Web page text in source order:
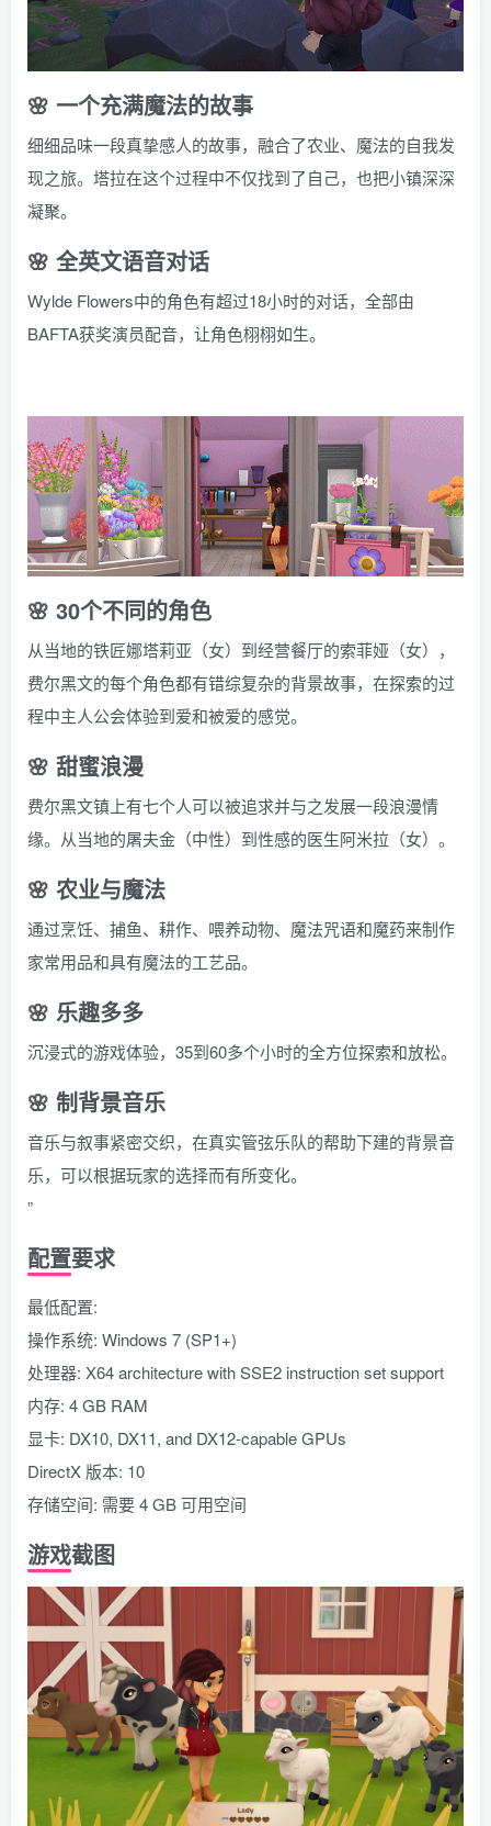
🌸 一个充满魔法的故事
细细品味一段真挚感人的故事，融合了农业、魔法的自我发
现之旅。塔拉在这个过程中不仅找到了自己，也把小镇深深
凝聚。
🌸 全英文语音对话
Wylde Flowers中的角色有超过18小时的对话，全部由
BAFTA获奖演员配音，让角色栩栩如生。
🌸 30个不同的角色
从当地的铁匠娜塔莉亚（女）到经营餐厅的索菲娅（女），
费尔黑文的每个角色都有错综复杂的背景故事，在探索的过
程中主人公会体验到爱和被爱的感觉。
🌸 甜蜜浪漫
费尔黑文镇上有七个人可以被追求并与之发展一段浪漫情
缘。从当地的屠夫金（中性）到性感的医生阿米拉（女）。
🌸 农业与魔法
通过烹饪、捕鱼、耕作、喂养动物、魔法咒语和魔药来制作
家常用品和具有魔法的工艺品。
🌸 乐趣多多
沉浸式的游戏体验，35到60多个小时的全方位探索和放松。
🌸 制背景音乐
音乐与叙事紧密交织，在真实管弦乐队的帮助下建的背景音
乐，可以根据玩家的选择而有所变化。
”
配置要求
最低配置:
操作系统: Windows 7 (SP1+)
处理器: X64 architecture with SSE2 instruction set support
内存: 4 GB RAM
显卡: DX10, DX11, and DX12-capable GPUs
DirectX 版本: 10
存储空间: 需要 4 GB 可用空间
游戏截图